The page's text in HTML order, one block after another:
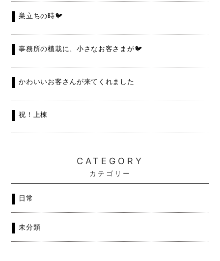
巣立ちの時🐦
事務所の植栽に、小さなお客さまが🐦
かわいいお客さんが来てくれました
祝！上棟
CATEGORY
カテゴリー
日常
未分類